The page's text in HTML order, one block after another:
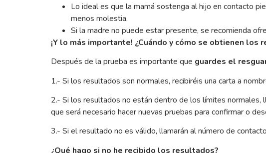
Lo ideal es que la mamá sostenga al hijo en contacto
menos molestia.
Si la madre no puede estar presente, se recomienda
¡Y lo más importante! ¿Cuándo y cómo se obtienen los
Después de la prueba es importante que guardes el
1.- Si los resultados son normales, recibiréis una carta a
2.- Si los resultados no están dentro de los límites normales,
que será necesario hacer nuevas pruebas para confirmar o
3.- Si el resultado no es válido, llamarán al número de
¿Qué hago si no he recibido los resultados?